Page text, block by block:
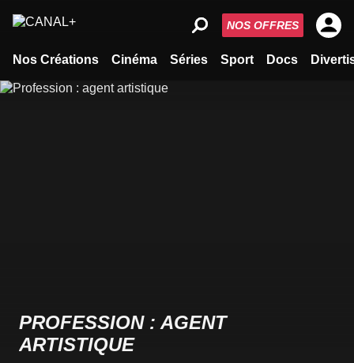
Nos Créations Cinéma Séries Sport Docs
NOS OFFRES
PROFESSION : AGENT
ARTISTIQUE